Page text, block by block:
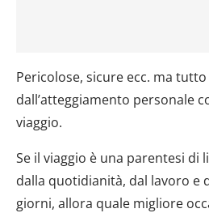
Pericolose, sicure ecc. ma
dall’atteggiamento personale
viaggio.
Se il viaggio è una parentesi di
dalla quotidianità, dal lavoro e
giorni, allora quale migliore